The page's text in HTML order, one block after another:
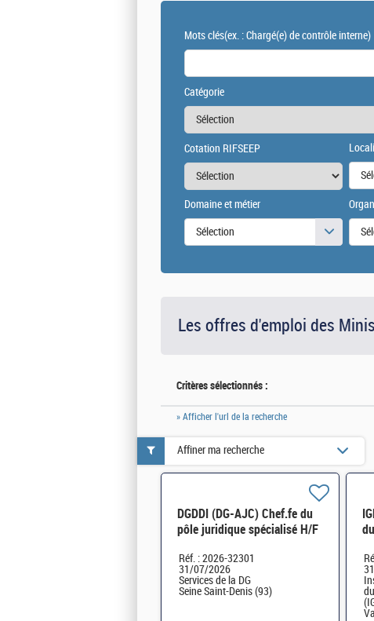
Mots clés(ex. : Chargé(e) de contrôle interne)
Catégorie
Cotation RIFSEEP
Domaine et métier
Sélection
Les offres d'emploi des
Critères sélectionnés :
» Afficher l'url de la recherche
DGDDI (DG-AJC) Chef.fe du
pôle juridique spécialisé H/F
Réf. : 2026-32301
31/07/2026
Services de la DG
Seine Saint-Denis (93)
Affiner ma recherche